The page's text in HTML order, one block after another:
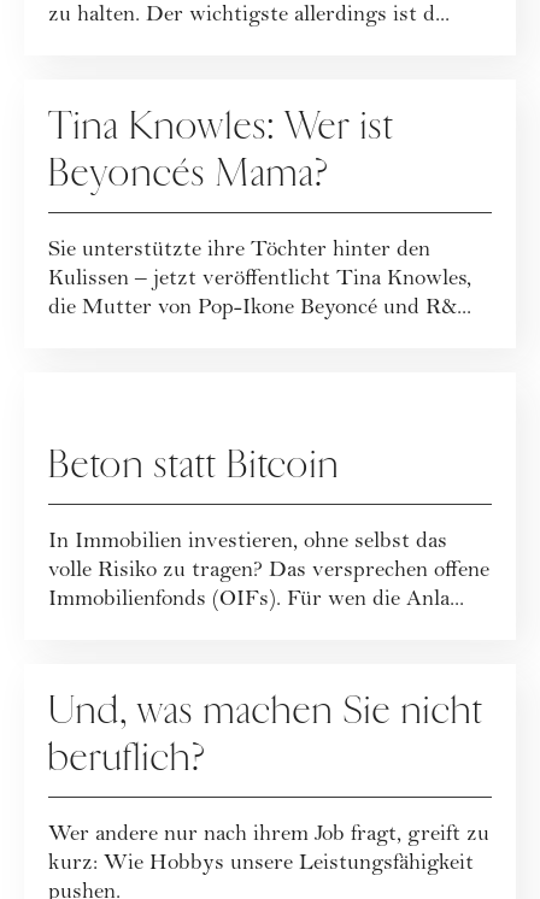
zu halten. Der wichtigste allerdings ist d...
Tina Knowles: Wer ist
Beyoncés Mama?
Sie unterstützte ihre Töchter hinter den
Kulissen – jetzt veröffentlicht Tina Knowles,
die Mutter von Pop-Ikone Beyoncé und R&...
Beton statt Bitcoin
In Immobilien investieren, ohne selbst das
volle Risiko zu tragen? Das versprechen offene
Immobilienfonds (OIFs). Für wen die Anla...
Und, was machen Sie nicht
beruflich?
Wer andere nur nach ihrem Job fragt, greift zu
kurz: Wie Hobbys unsere Leistungsfähigkeit
pushen.